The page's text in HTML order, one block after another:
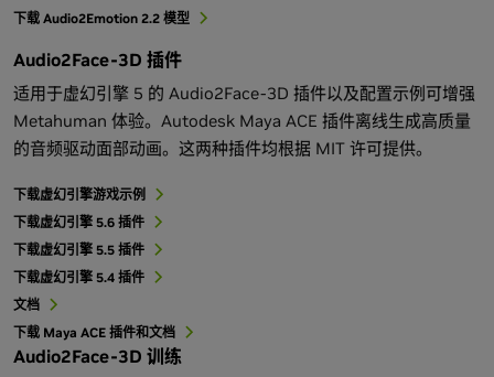
下载 Audio2Emotion 2.2 模型
Audio2Face-3D 插件
适用于虚幻引擎 5 的 Audio2Face-3D 插件以及配置示例可增强
Metahuman 体验。Autodesk Maya ACE 插件离线生成高质量
的音频驱动面部动画。这两种插件均根据 MIT 许可提供。
下载虚幻引擎游戏示例
下载虚幻引擎 5.6 插件
下载虚幻引擎 5.5 插件
下载虚幻引擎 5.4 插件
文档
下载 Maya ACE 插件和文档
Audio2Face-3D 训练